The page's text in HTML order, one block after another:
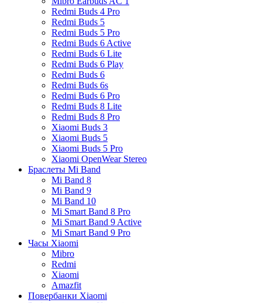
Redmi Buds 4 Pro
Redmi Buds 5
Redmi Buds 5 Pro
Redmi Buds 6 Active
Redmi Buds 6 Lite
Redmi Buds 6 Play
Redmi Buds 6
Redmi Buds 6s
Redmi Buds 6 Pro
Redmi Buds 8 Lite
Redmi Buds 8 Pro
Xiaomi Buds 3
Xiaomi Buds 5
Xiaomi Buds 5 Pro
Xiaomi OpenWear Stereo
Браслеты Mi Band
Mi Band 8
Mi Band 9
Mi Band 10
Mi Smart Band 8 Pro
Mi Smart Band 9 Active
Mi Smart Band 9 Pro
Часы Xiaomi
Mibro
Redmi
Xiaomi
Amazfit
Повербанки Xiaomi